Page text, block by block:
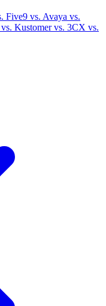
Five9 vs. Avaya vs.
vs. Kustomervs. 3CX vs.